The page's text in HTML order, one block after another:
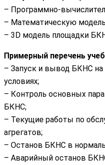
– Программно-
– Математическую
– 3D модель площадки
Примерный перечень
– Запуск и вывод БКНС
условиях;
– Контроль основных
БКНС;
– Текущие работы по
агрегатов;
– Останов БКНС в
– Аварийный останов